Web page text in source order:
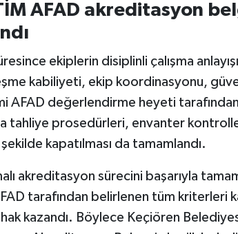
AFAD akreditasyon
ekiplerin disiplinli çalışma
kabiliyeti, ekip koordinasyonu,
AFAD değerlendirme heyeti
tahliye prosedürleri, envanter
kapatılması da tamamlandı.
akreditasyon sürecini başarıyla
tarafından belirlenen tüm kriterleri
kazandı. Böylece Keçiören